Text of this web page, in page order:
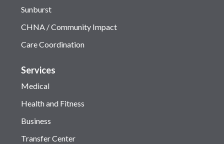
Sunburst
CHNA / Community Impact
Care Coordination
Services
Medical
Health and Fitness
Business
Transfer Center